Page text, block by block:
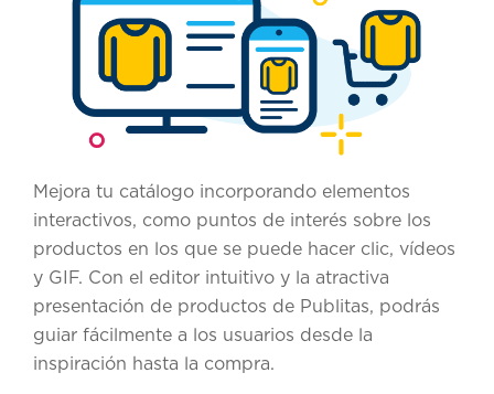
Mejora tu catálogo incorporando elementos
interactivos, como puntos de interés sobre los
productos en los que se puede hacer clic, vídeos
y GIF. Con el editor intuitivo y la atractiva
presentación de productos de Publitas, podrás
guiar fácilmente a los usuarios desde la
inspiración hasta la compra.